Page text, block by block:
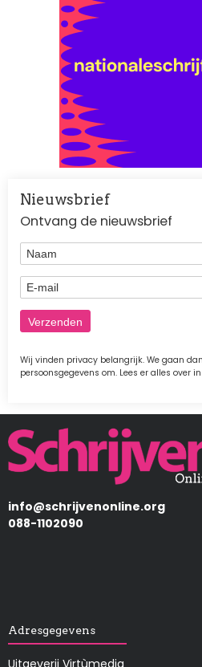
Nieuwsbrief
Ontvang de nieuwsbrief
Naam
E-mail
Wij vinden privacy belangrijk. We gaan
persoonsgegevens om. Lees er alles over
Afbeelding
info@schrijvenonline.org
088-1102090
Adresgegevens